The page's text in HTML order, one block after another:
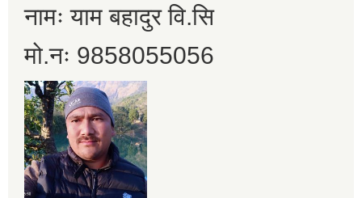
नामः याम बहादुर वि.सि
मो.नः 9858055056